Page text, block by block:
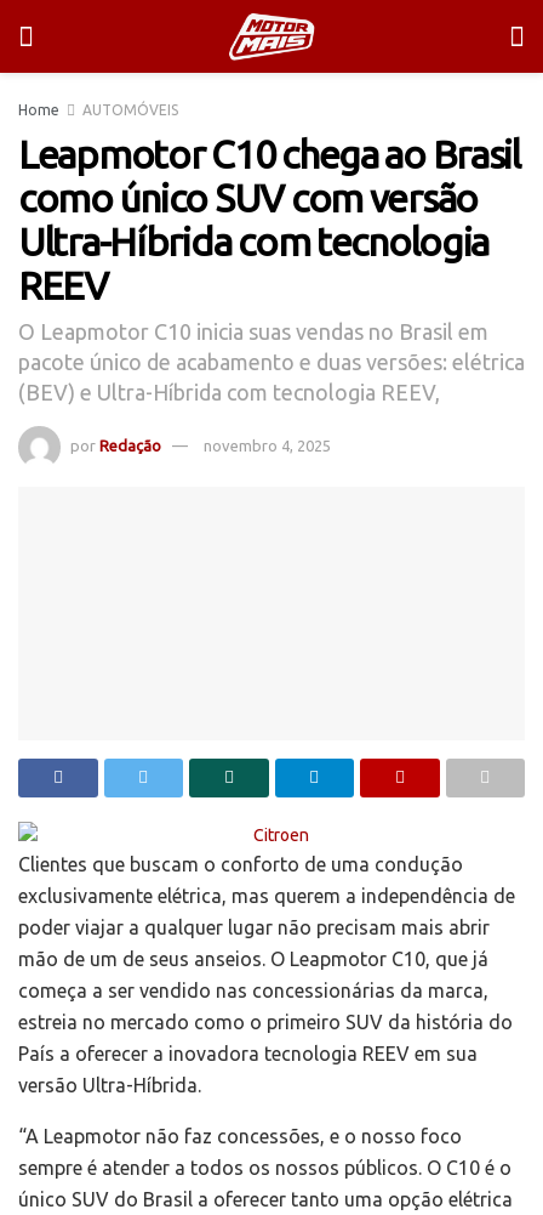
Home AUTOMÓVEIS
Leapmotor C10 chega ao Brasil
como único SUV com versão
Ultra-Híbrida com tecnologia
REEV
O Leapmotor C10 inicia suas vendas no Brasil em
pacote único de acabamento e duas versões: elétrica
(BEV) e Ultra-Híbrida com tecnologia REEV,
por Redação novembro 4, 2025
Clientes que buscam o conforto de uma condução
exclusivamente elétrica, mas querem a independência de
poder viajar a qualquer lugar não precisam mais abrir
mão de um de seus anseios. O Leapmotor C10, que já
começa a ser vendido nas concessionárias da marca,
estreia no mercado como o primeiro SUV da história do
País a oferecer a inovadora tecnologia REEV em sua
versão Ultra-Híbrida.
“A Leapmotor não faz concessões, e o nosso foco
sempre é atender a todos os nossos públicos. O C10 é o
único SUV do Brasil a oferecer tanto uma opção elétrica